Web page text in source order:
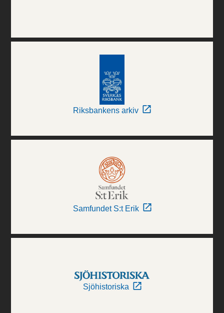
Riksbankens arkiv
Samfundet S:t Erik
Sjöhistoriska